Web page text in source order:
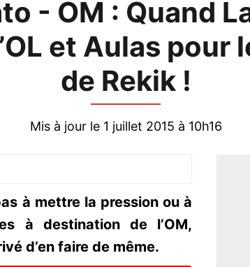
- OM : Quand
et Aulas pour
de Rekik !
Mis à jour le 1 juillet 2015 à 10h16
à mettre la pression ou à
à destination de l’OM,
d’en faire de même.